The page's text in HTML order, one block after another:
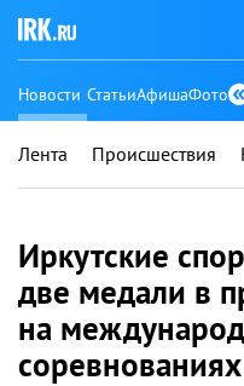
Новости СтатьиАфишаФото
Лента Происшествия
Иркутские
две медали в
на
соревнованиях